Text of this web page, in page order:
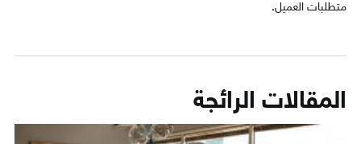
متطلبات العميل.
المقالات الرائجة